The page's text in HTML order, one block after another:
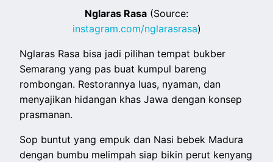
Nglaras Rasa (Source:
instagram.com/nglarasrasa)
Nglaras Rasa bisa jadi pilihan tempat bukber
Semarang yang pas buat kumpul bareng
rombongan. Restorannya luas, nyaman, dan
menyajikan hidangan khas Jawa dengan konsep
prasmanan.
Sop buntut yang empuk dan Nasi bebek Madura
dengan bumbu melimpah siap bikin perut kenyang